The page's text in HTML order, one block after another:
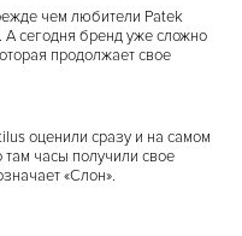
чем любители Patek
А сегодня бренд уже сложно
продолжает свое
оценили сразу и на самом
часы получили свое
«Слон».